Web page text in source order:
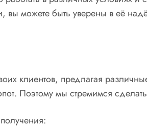
можете быть уверены в её
клиентов, предлагая
Поэтому мы стремимся